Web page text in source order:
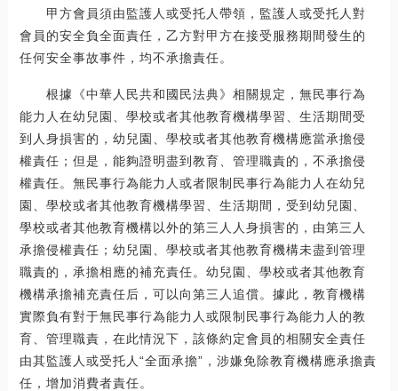
甲方會員須由監護人或受托人帶領，監護人或受托人對
會員的安全負全面責任，乙方對甲方在接受服務期間發生的
任何安全事故事件，均不承擔責任。
根據《中華人民共和國民法典》相關規定，無民事行為
能力人在幼兒園、學校或者其他教育機構學習、生活期間受
到人身損害的，幼兒園、學校或者其他教育機構應當承擔侵
權責任；但是，能夠證明盡到教育、管理職責的，不承擔侵
權責任。無民事行為能力人或者限制民事行為能力人在幼兒
園、學校或者其他教育機構學習、生活期間，受到幼兒園、
學校或者其他教育機構以外的第三人人身損害的，由第三人
承擔侵權責任；幼兒園、學校或者其他教育機構未盡到管理
職責的，承擔相應的補充責任。幼兒園、學校或者其他教育
機構承擔補充責任后，可以向第三人追償。據此，教育機構
實際負有對于無民事行為能力人或限制民事行為能力人的教
育、管理職責，在此情況下，該條約定會員的相關安全責任
由其監護人或受托人“全面承擔”，涉嫌免除教育機構應承擔責
任，增加消費者責任。